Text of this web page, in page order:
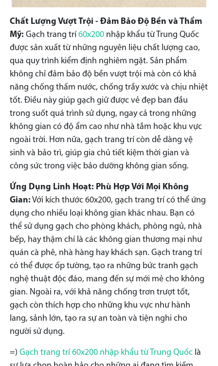
Chất Lượng Vượt Trội - Đảm Bảo Độ Bền và Thẩm
Mỹ: Gạch trang trí 60x200 nhập khẩu từ Trung Quốc
được sản xuất từ những nguyên liệu chất lượng cao,
qua quy trình kiểm định nghiêm ngặt. Sản phẩm
không chỉ đảm bảo độ bền vượt trội mà còn có khả
năng chống thấm nước, chống trầy xước và chịu nhiệt
tốt. Điều này giúp gạch giữ được vẻ đẹp ban đầu
trong suốt quá trình sử dụng, ngay cả trong những
không gian có độ ẩm cao như nhà tắm hoặc khu vực
ngoài trời. Hơn nữa, gạch trang trí còn dễ dàng vệ
sinh và bảo trì, giúp gia chủ tiết kiệm thời gian và
công sức trong việc bảo dưỡng không gian sống.
Ứng Dụng Linh Hoạt: Phù Hợp Với Mọi Không
Gian: Với kích thước 60x200, gạch trang trí có thể ứng
dụng cho nhiều loại không gian khác nhau. Bạn có
thể sử dụng gạch cho phòng khách, phòng ngủ, nhà
bếp, hay thậm chí là các không gian thương mại như
quán cà phê, nhà hàng hay khách sạn. Gạch trang trí
có thể được ốp tường, tạo ra những bức tranh gạch
nghệ thuật độc đáo, mang đến sự mới mẻ cho không
gian. Ngoài ra, với khả năng chống trơn trượt tốt,
gạch còn thích hợp cho những khu vực như hành
lang, sảnh lớn, tạo ra sự an toàn và tiện nghi cho
người sử dụng.
=) Gạch trang trí 60x200 nhập khẩu từ Trung Quốc là